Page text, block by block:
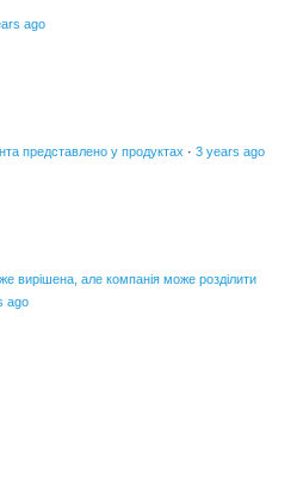
ago
представлено у продуктах · 3 years ago
вирішена, але компанія може розділити
ago